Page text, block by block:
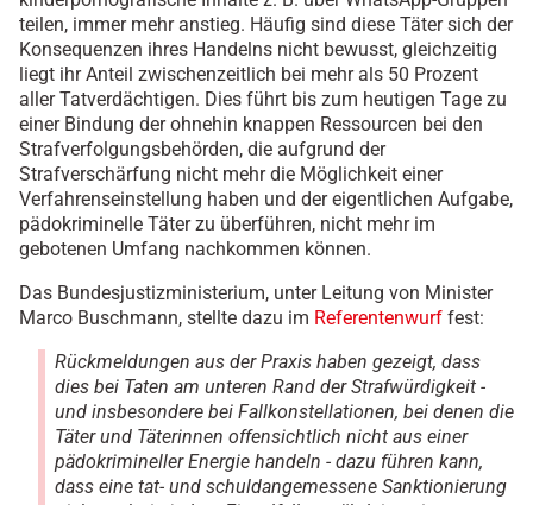
teilen, immer mehr anstieg. Häufig sind diese Täter sich der
Konsequenzen ihres Handelns nicht bewusst, gleichzeitig
liegt ihr Anteil zwischenzeitlich bei mehr als 50 Prozent
aller Tatverdächtigen. Dies führt bis zum heutigen Tage zu
einer Bindung der ohnehin knappen Ressourcen bei den
Strafverfolgungsbehörden, die aufgrund der
Strafverschärfung nicht mehr die Möglichkeit einer
Verfahrenseinstellung haben und der eigentlichen Aufgabe,
pädokriminelle Täter zu überführen, nicht mehr im
gebotenen Umfang nachkommen können.
Das Bundesjustizministerium, unter Leitung von Minister
Marco Buschmann, stellte dazu im Referentenwurf fest:
Rückmeldungen aus der Praxis haben gezeigt, dass
dies bei Taten am unteren Rand der Strafwürdigkeit -
und insbesondere bei Fallkonstellationen, bei denen die
Täter und Täterinnen offensichtlich nicht aus einer
pädokrimineller Energie handeln - dazu führen kann,
dass eine tat- und schuldangemessene Sanktionierung